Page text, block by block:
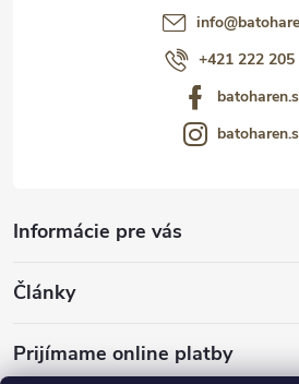
Informácie pre vás
Články
Prijímame online platby
info@
+421 222 205